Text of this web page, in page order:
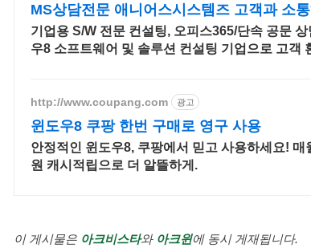
MS상담전문 애니어스시스템즈 고객과 소
기업용 S/W 전문 컨설팅, 오피스365/단속 공문
우8 소프트웨어 및 솔루션 컨설팅 기업으로 고객
http://www.coupang.com 광고
윈도우8 쿠팡 한번 구매로 영구 사용
안정적인 윈도우8, 쿠팡에서 믿고 사용하세요! 매
원 캐시적립으로 더 알뜰하게.
이 게시물은 아크비스타와 아크윈에 동시 게재됩니다.